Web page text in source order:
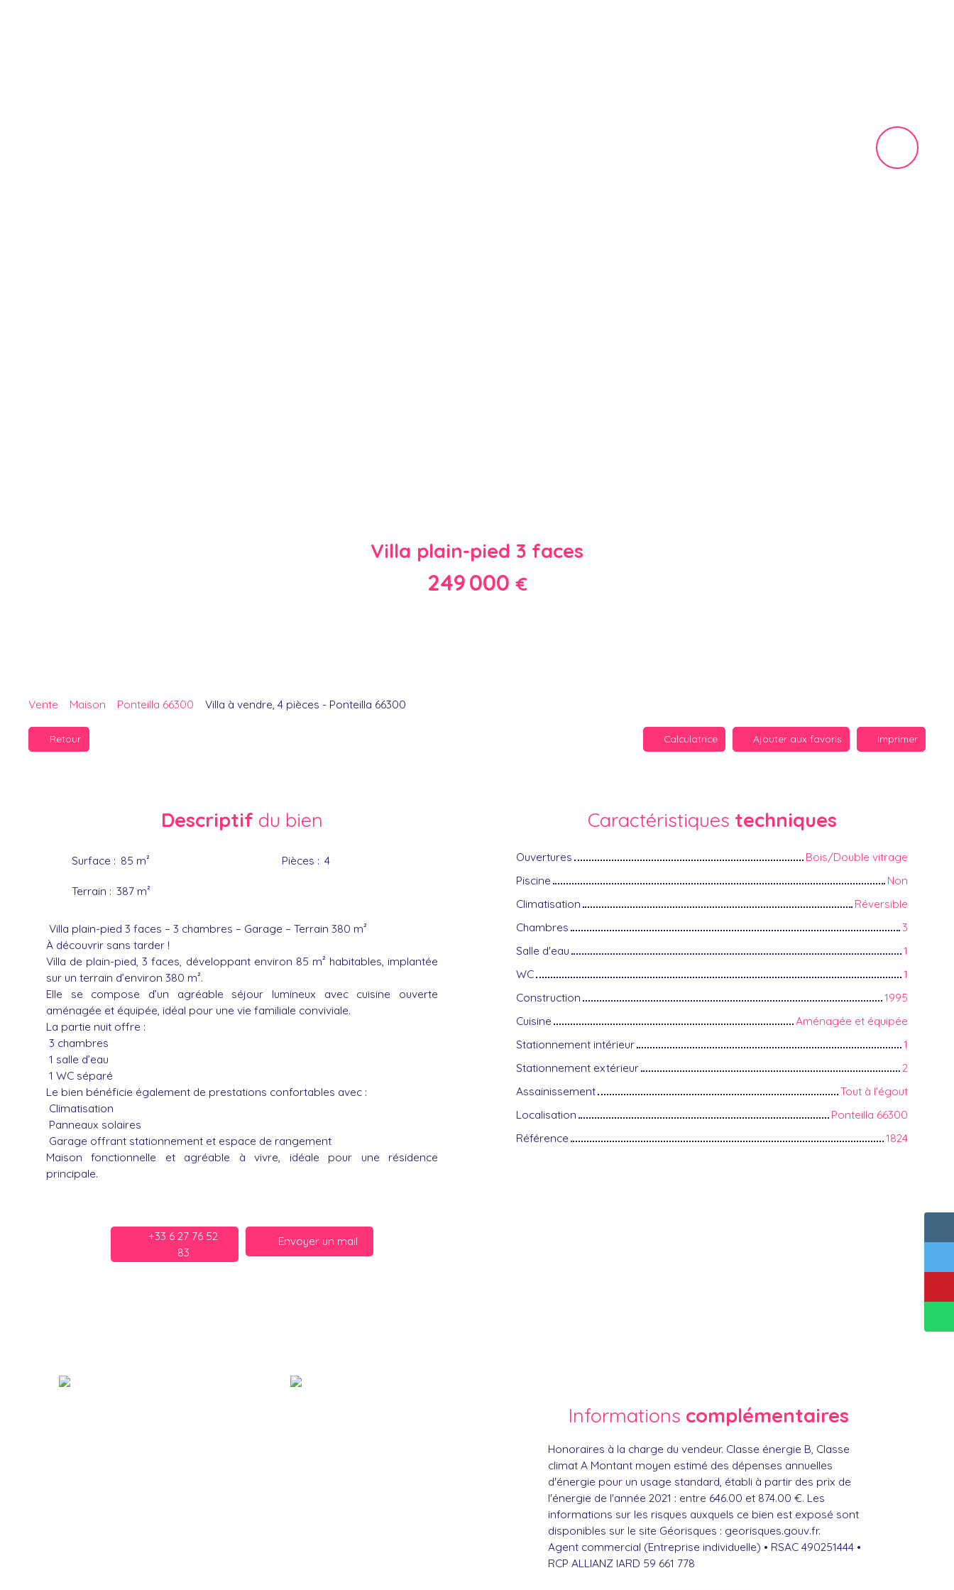
Villa plain-pied 3 faces
249 000€
Vente Maison Ponteilla 66300 Villa à vendre, 4 pièces - Ponteilla 66300
Retour Calculatrice Ajouter aux favoris Imprimer
Descriptif du bien
Surface : 85 m² Pièces : 4
Terrain : 387 m²
Villa plain-pied 3 faces – 3 chambres – Garage – Terrain 380 m²
À découvrir sans tarder !
Villa de plain-pied, 3 faces, développant environ 85 m² habitables, implantée
sur un terrain d’environ 380 m².
Elle se compose d’un agréable séjour lumineux avec cuisine ouverte
aménagée et équipée, idéal pour une vie familiale conviviale.
La partie nuit offre :
3 chambres
1 salle d’eau
1 WC séparé
Le bien bénéficie également de prestations confortables avec :
Climatisation
Panneaux solaires
Garage offrant stationnement et espace de rangement
Maison fonctionnelle et agréable à vivre, idéale pour une résidence
principale.
+33 6 27 76 52
83
Envoyer un mail
Caractéristiques techniques
Ouvertures
Bois/Double vitrage
Piscine
Non
Climatisation
Réversible
Chambres
3
Salle d'eau
1
WC
1
Construction
1995
Cuisine
Aménagée et équipée
Stationnement intérieur
1
Stationnement extérieur
2
Assainissement
Tout à l'égout
Localisation
Ponteilla 66300
Référence
1824
Informations complémentaires
Honoraires à la charge du vendeur. Classe énergie B, Classe
climat A Montant moyen estimé des dépenses annuelles
d'énergie pour un usage standard, établi à partir des prix de
l'énergie de l'année 2021 : entre 646.00 et 874.00 €. Les
informations sur les risques auxquels ce bien est exposé sont
disponibles sur le site Géorisques : georisques.gouv.fr.
Agent commercial (Entreprise individuelle) • RSAC 490251444 •
RCP ALLIANZ IARD 59 661 778